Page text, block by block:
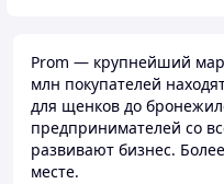
Prom — крупнейший
млн покупателей
для щенков до
предпринимателей со
развивают бизнес.
месте.